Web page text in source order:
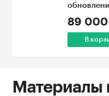
89
В
Материалы